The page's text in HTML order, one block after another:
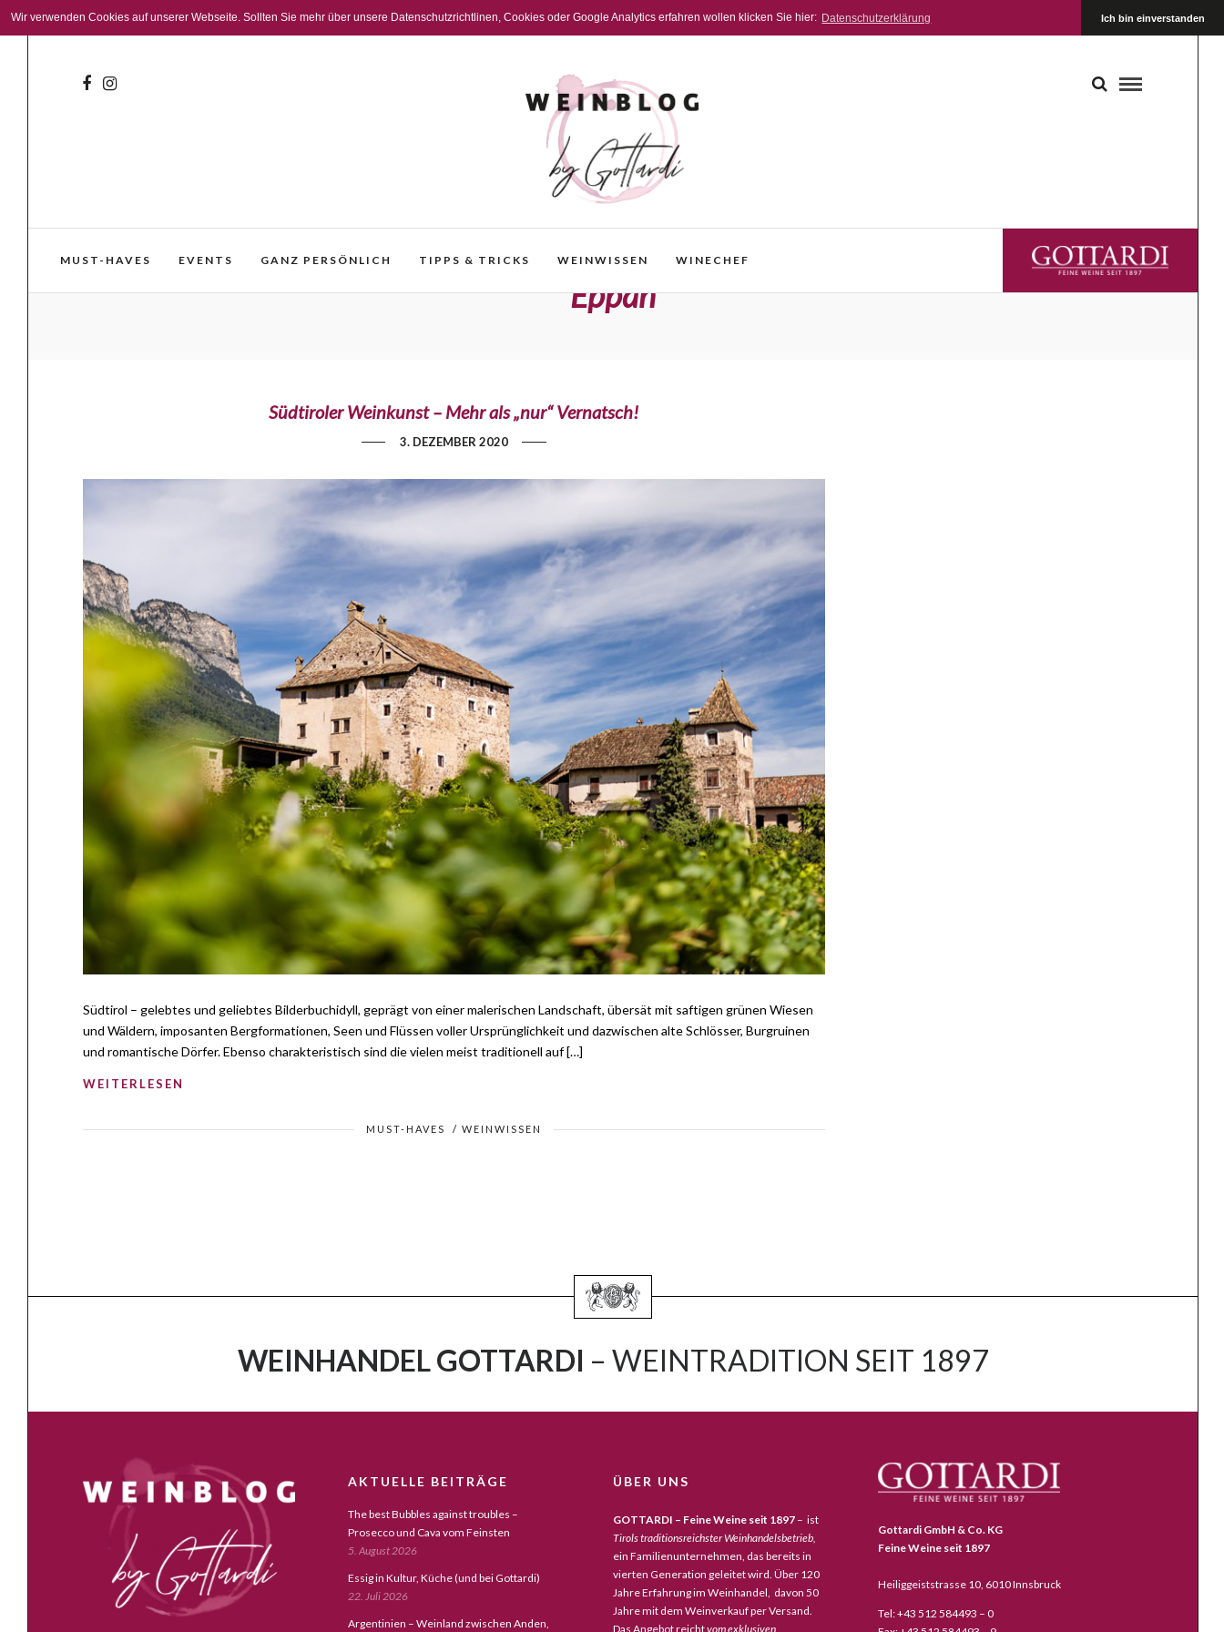
Wir verwenden Cookies auf unserer Webseite. Sollten Sie mehr über unsere Datenschutzrichtlinen, Cookies oder Google Analytics erfahren wollen klicken Sie hier: Datenschutzerklärung Ich bin einverstanden
MUST-HAVES EVENTS GANZ PERSÖNLICH TIPPS & TRICKS WEINWISSEN WINECHEF GOTTARDI FEINE WEINE
Eppan
Südtiroler Weinkunst – Mehr als „nur“ Vernatsch!
3. DEZEMBER 2020
Südtirol – gelebtes und geliebtes Bilderbuchidyll, geprägt von einer malerischen Landschaft, übersät mit saftigen grünen Wiesen
und Wäldern, imposanten Bergformationen, Seen und Flüssen voller Ursprünglichkeit und dazwischen alte Schlösser, Burgruinen
und romantische Dörfer. Ebenso charakteristisch sind die vielen meist traditionell auf […]
WEITERLESEN
MUST-HAVES / WEINWISSEN
WEINHANDEL GOTTARDI – WEINTRADITION SEIT 1897
AKTUELLE BEITRÄGE
The best Bubbles against troubles –
Prosecco und Cava vom Feinsten
5. August 2026
Essig in Kultur, Küche (und bei Gottardi)
22. Juli 2026
Argentinien – Weinland zwischen Anden,
ÜBER UNS
GOTTARDI – Feine Weine seit 1897– ist
Tirols traditionsreichster Weinhandelsbetrieb,
ein Familienunternehmen, das bereits in
vierten Generation geleitet wird. Über 120
Jahre Erfahrung im Weinhandel, davon 50
Jahre mit dem Weinverkauf per Versand.
Das Angebot reichtvom exklusiven
Gottardi GmbH & Co. KG
Feine Weine seit 1897
Heiliggeiststrasse 10, 6010 Innsbruck
Tel: +43 512 584493 – 0